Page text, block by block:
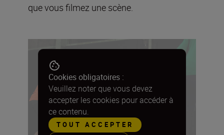
que vous filmez une scène.
Cookies obligatoires :
Veuillez noter que vous devez
accepter les cookies pour accéder à
ce contenu.
TOUT ACCEPTER